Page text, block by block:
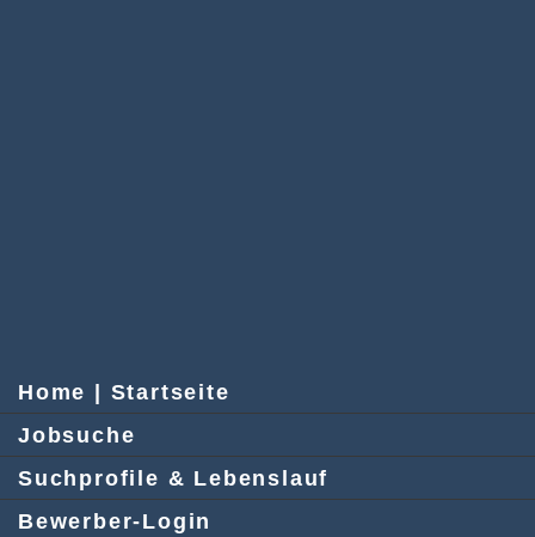
Home | Startseite
Jobsuche
Suchprofile & Lebenslauf
Bewerber-Login